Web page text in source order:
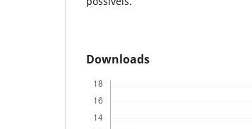
Downloads